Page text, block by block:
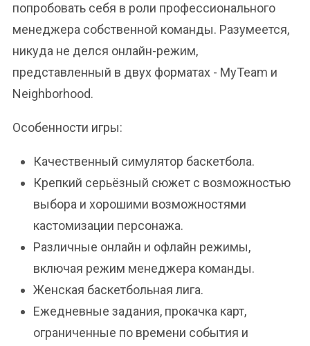
попробовать себя в роли профессионального
менеджера собственной команды. Разумеется,
никуда не делся онлайн-режим,
представленный в двух форматах - MyTeam и
Neighborhood.
Особенности игры:
Качественный симулятор баскетбола.
Крепкий серьёзный сюжет с возможностью
выбора и хорошими возможностями
кастомизации персонажа.
Различные онлайн и офлайн режимы,
включая режим менеджера команды.
Женская баскетбольная лига.
Ежедневные задания, прокачка карт,
ограниченные по времени события и